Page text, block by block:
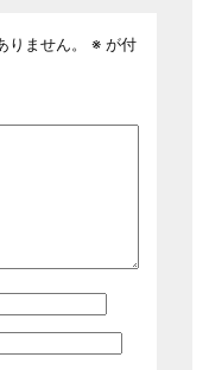
ません。 ※が付